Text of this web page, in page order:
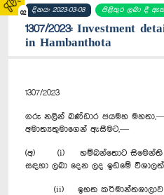
02 දිනය: 2023-03-08 පිළිතුර ලබා දී
1307/2023: Investment
in Hambanthota
1307/2023
ගරු නලින් බණ්ඩාර ජයමහ
අමාත්‍යතුමාගෙන් ඇසීමට,—
(අ) (i) හම්බන්තොට සිමෙන්ති
සඳහා ලබා දෙන ලද ඉඩමේ
(ii) ඉහත කර්මාන්තශාලාව